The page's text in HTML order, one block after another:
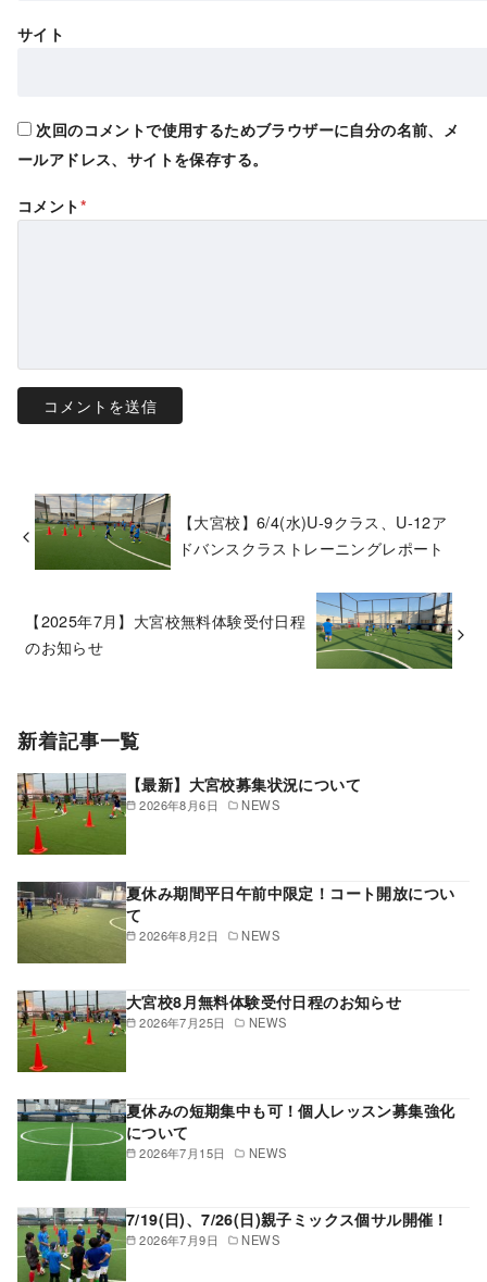
サイト
次回のコメントで使用するためブラウザーに自分の名前、メ
ールアドレス、サイトを保存する。
コメント*
【大宮校】6/4(水)U-9クラス、U-12ア
ドバンスクラストレーニングレポート
【2025年7月】大宮校無料体験受付日程
のお知らせ
新着記事一覧
2026年8月6日 NEWS
【最新】大宮校募集状況について
2026年8月2日 NEWS
夏休み期間平日午前中限定！コート開放につい
て
2026年7月25日 NEWS
大宮校8月無料体験受付日程のお知らせ
2026年7月15日 NEWS
夏休みの短期集中も可！個人レッスン募集強化
について
2026年7月9日 NEWS
7/19(日)、7/26(日)親子ミックス個サル開催！